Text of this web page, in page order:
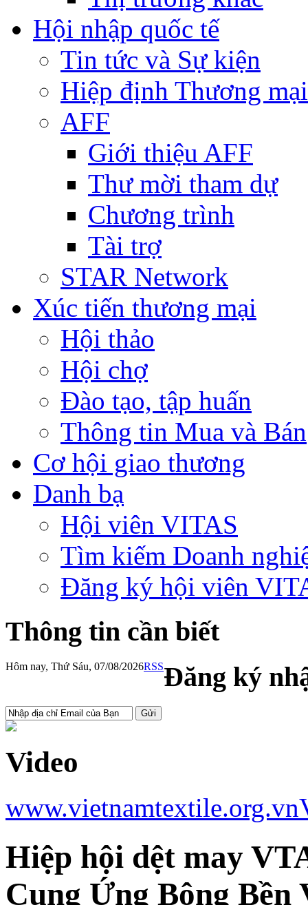
Hội nhập quốc tế
Tin tức và Sự kiện
Hiệp định Thương
AFF
Giới thiệu AFF
Thư mời tham dự
Chương trình
Tài trợ
STAR Network
Xúc tiến thương mại
Hội thảo
Hội chợ
Đào tạo, tập huấn
Thông tin Mua và Bán
Cơ hội giao thương
Danh bạ
Hội viên VITAS
Tìm kiếm Doanh
Đăng ký hội viên
Thông tin cần biết
Hôm nay, Thứ Sáu, 07/08/2026RSSĐăng ký
Video
www.vietnamtextile.org.vn
Hiệp hội dệt may
Cung Ứng Bông